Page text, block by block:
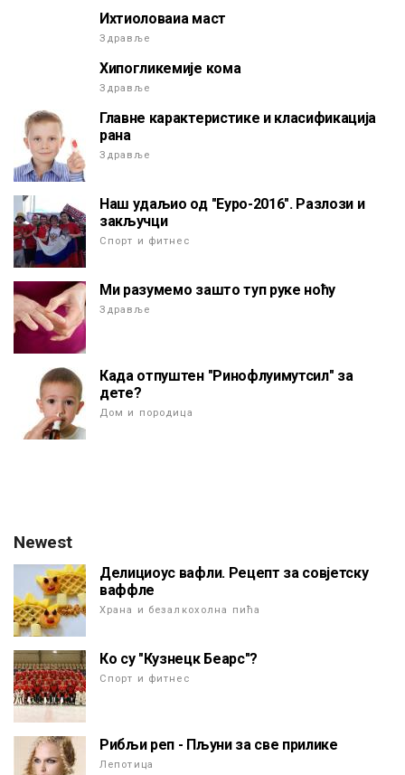
Ихтиоловаиа маст
Здравље
Хипогликемије кома
Здравље
Главне карактеристике и класификација
рана
Здравље
Наш удаљио од "Еуро-2016". Разлози и
закључци
Спорт и фитнес
Ми разумемо зашто туп руке ноћу
Здравље
Када отпуштен "Ринофлуимутсил" за
дете?
Дом и породица
Newest
Делициоус вафли. Рецепт за совјетску
ваффле
Храна и безалкохолна пића
Ко су "Кузнецк Беарс"?
Спорт и фитнес
Рибљи реп - Пљуни за све прилике
Лепотица